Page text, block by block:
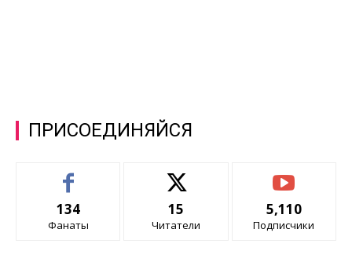
ПРИСОЕДИНЯЙСЯ
134
Фанаты
15
Читатели
5,110
Подписчики